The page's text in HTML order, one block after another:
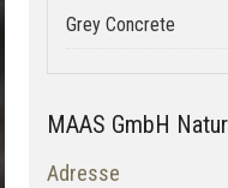
Grey Concrete
MAAS GmbH
Adresse